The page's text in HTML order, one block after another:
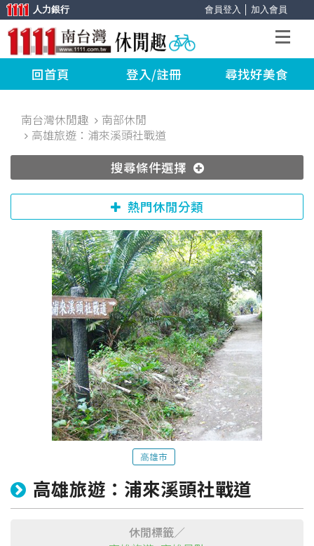
會員登入 加入會員
人力銀行
回首頁 登入/註冊 尋找好美食
南台灣休閒趣
南部休閒
高雄旅遊：浦來溪頭社戰道
搜尋條件選擇
熱門休閒分類
高雄市
高雄旅遊：浦來溪頭社戰道
休閒標籤／